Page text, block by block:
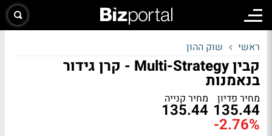
ראשי שוק ההון
קבין Multi-Strategy - קרן גידור
בנאמנות
מחיר פדיון
135.44
מחיר קנייה
135.44
-2.76%